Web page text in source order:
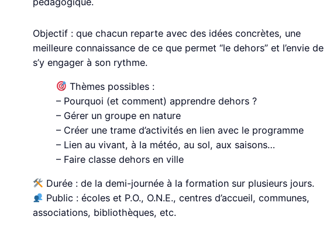
Objectif : que chacun reparte avec des idées concrètes, une
meilleure connaissance de ce que permet “le dehors” et l’envie de
s’y engager à son rythme.
Thèmes possibles :
– Pourquoi (et comment) apprendre dehors ?
– Gérer un groupe en nature
– Créer une trame d’activités en lien avec le programme
– Lien au vivant, à la météo, au sol, aux saisons…
– Faire classe dehors en ville
Durée : de la demi-journée à la formation sur plusieurs jours.
Public : écoles et P.O., O.N.E., centres d’accueil, communes,
associations, bibliothèques, etc.